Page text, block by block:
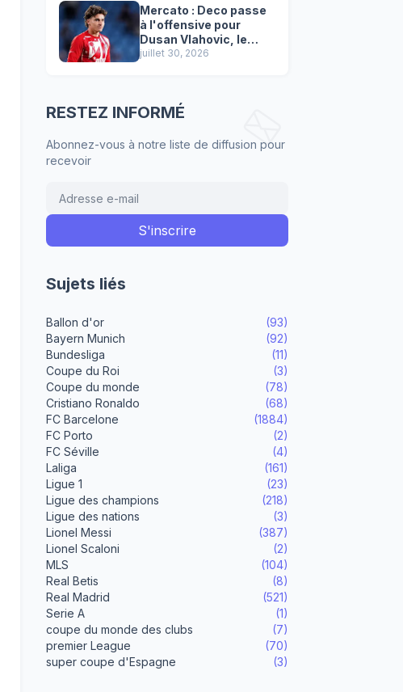
Mercato : Deco passe
à l'offensive pour
Dusan Vlahovic, le
successeur désigné
juillet 30, 2026
RESTEZ INFORMÉ
Abonnez-vous à notre liste de diffusion pour
recevoir
Sujets liés
Ballon d'or
(93)
Bayern Munich
(92)
Bundesliga
(11)
Coupe du Roi
(3)
Coupe du monde
(78)
Cristiano Ronaldo
(68)
FC Barcelone
(1884)
FC Porto
(2)
FC Séville
(4)
Laliga
(161)
Ligue 1
(23)
Ligue des champions
(218)
Ligue des nations
(3)
Lionel Messi
(387)
Lionel Scaloni
(2)
MLS
(104)
Real Betis
(8)
Real Madrid
(521)
Serie A
(1)
coupe du monde des clubs
(7)
premier League
(70)
super coupe d'Espagne
(3)